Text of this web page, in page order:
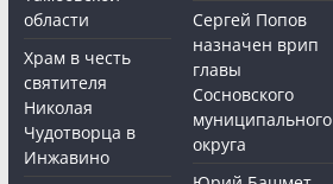
области
Храм в честь
святителя
Николая
Чудотворца в
Инжавино
Сергей Попов
назначен врип
главы
Сосновского
муниципального
округа